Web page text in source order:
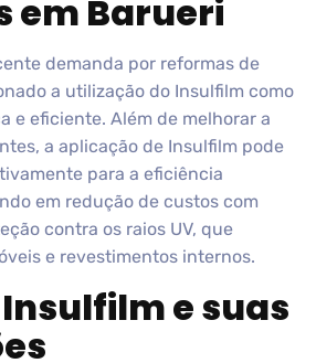
em Barueri
demanda por reformas de
a utilização do Insulfilm como
e eficiente. Além de melhorar a
a aplicação de Insulfilm pode
para a eficiência
em redução de custos com
contra os raios UV, que
e revestimentos internos.
e suas